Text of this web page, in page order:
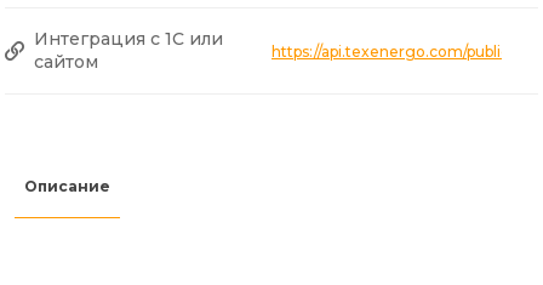
Интеграция с 1С или
сайтом
https://api.texenergo.com/public/
Описание